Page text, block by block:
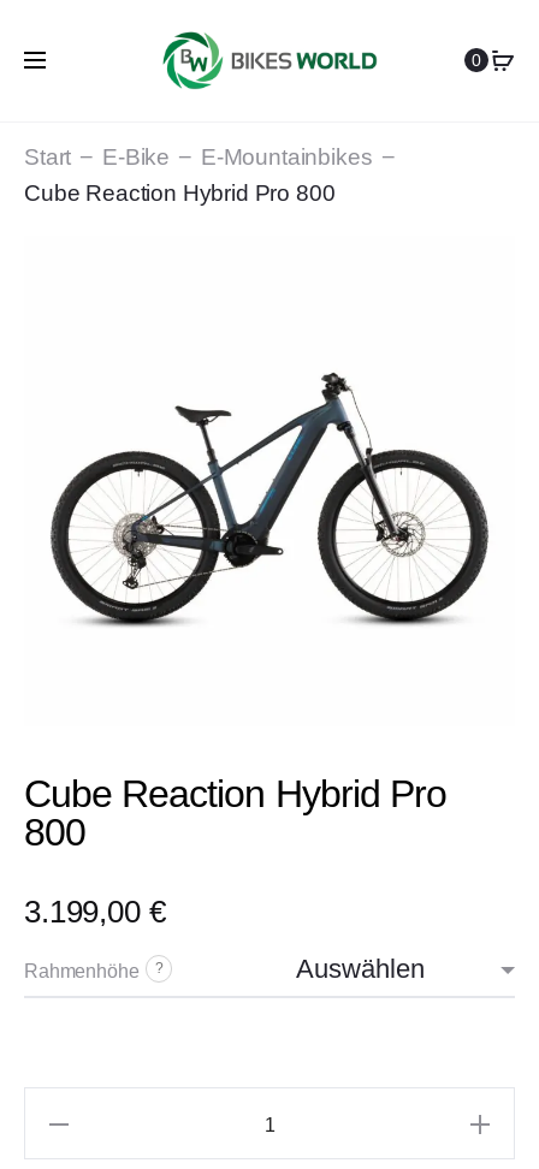
0
Start E-Bike
E-Mountainbikes
Cube Reaction Hybrid Pro 800
Cube Reaction Hybrid Pro
800
3.199,00 €
Rahmenhöhe ?